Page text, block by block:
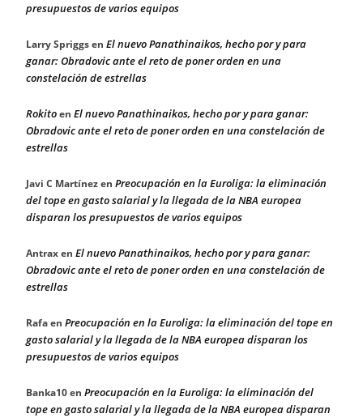
presupuestos de varios equipos
Larry Spriggsen El nuevo Panathinaikos, hecho por y para
ganar: Obradovic ante el reto de poner orden en una
constelación de estrellas
Rokitoen El nuevo Panathinaikos, hecho por y para ganar:
Obradovic ante el reto de poner orden en una constelación de
estrellas
Javi C Martínezen Preocupación en la Euroliga: la eliminación
del tope en gasto salarial y la llegada de la NBA europea
disparan los presupuestos de varios equipos
Antraxen El nuevo Panathinaikos, hecho por y para ganar:
Obradovic ante el reto de poner orden en una constelación de
estrellas
Rafaen Preocupación en la Euroliga: la eliminación del tope en
gasto salarial y la llegada de la NBA europea disparan los
presupuestos de varios equipos
Banka10en Preocupación en la Euroliga: la eliminación del
tope en gasto salarial y la llegada de la NBA europea disparan